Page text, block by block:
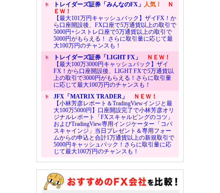
トレイダーズ証券「みんなのFX」 人気！
Ｎ
ＥＷ！
【最大101万円キャッシュバック】ザイFX！か
ら口座開設後、FX口座で5万通貨以上の取引で
5000円+シストレ口座で5万通貨以上の取引で
5000円がもらえる！ さらに取引量に応じて最
大100万円のチャンスも！
トレイダーズ証券「LIGHT FX」
ＮＥＷ！
【最大100万3000円キャッシュバック】ザイ
FX！から口座開設後、LIGHT FXで5万通貨以
上の取引で3000円がもらえる！さらに取引量
に応じて最大100万円のチャンスも！
JFX「MATRIX TRADER」
ＮＥＷ！
【小林芳彦レポート＆TradingViewインジと最
大100万5000円】口座開設完了で小林芳彦オリ
ジナルレポート「FXスキャルピングのコツ」
およびTradingView専用インジケーター「コバ
スキャインジ」当日プレゼント＆専用フォー
ムからの申込と合計1万通貨以上の新規取引で
5000円キャッシュバック！さらに取引量に応
じて最大100万円のチャンスも！